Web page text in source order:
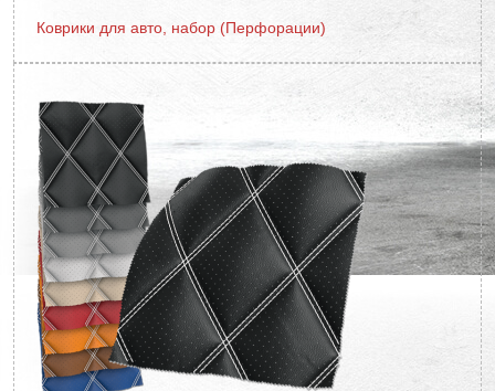
Коврики для авто, набор (Перфорации)